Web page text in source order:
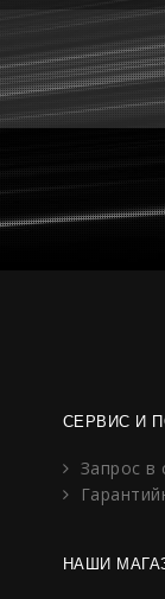
СЕРВИС И
Запрос в
НАШИ